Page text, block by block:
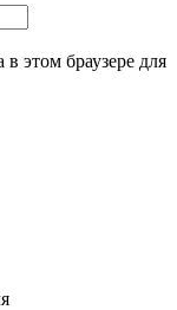
этом браузере для